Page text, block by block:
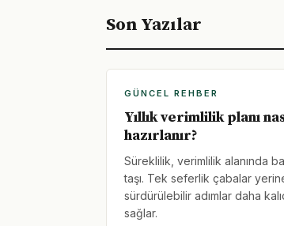
Son Yazılar
GÜNCEL REHBER
Yıllık verimlilik planı
hazırlanır?
Süreklilik, verimlilik alanında
taşı. Tek seferlik çabalar
sürdürülebilir adımlar daha
sağlar.